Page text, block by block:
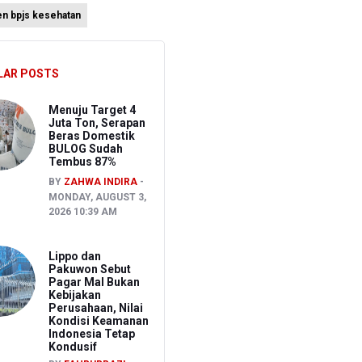
BPJS Kesehatan
bpjs kesehatan
POSTS
Menuju Target 4
Juta Ton, Serapan
Beras Domestik
BULOG Sudah
Tembus 87%
BY ZAHWA INDIRA
MONDAY, AUGUST 3,
2026 10:39 AM
Lippo dan
Pakuwon Sebut
Pagar Mal Bukan
Kebijakan
Perusahaan, Nilai
Kondisi Keamanan
Indonesia Tetap
Kondusif